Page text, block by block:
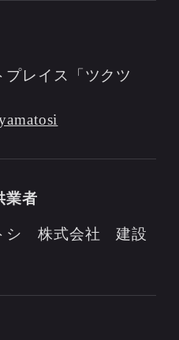
レイス「ツクツ
業者
シ 株式会社 建設